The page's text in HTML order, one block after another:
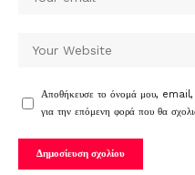
Αποθήκευσε το όνομά μου, email,
για την επόμενη φορά που θα